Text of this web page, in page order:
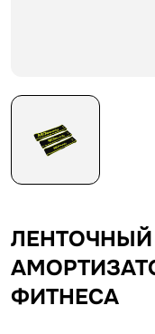
ЛЕНТОЧНЫЙ
ФИТНЕСА